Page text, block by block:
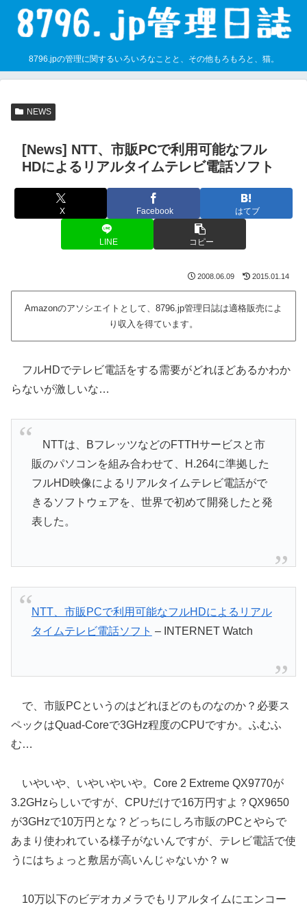
8796.jpの管理に関するいろいろなことと、その他もろもろと、猫。
NEWS
[News] NTT、市販PCで利用可能なフル
HDによるリアルタイムテレビ電話ソフト
X Facebook はてブ
LINE コピー
2008.06.09 2015.01.14
Amazonのアソシエイトとして、8796.jp管理日誌は適格販売によ
り収入を得ています。
フルHDでテレビ電話をする需要がどれほどあるかわか
らないが激しいな…
NTTは、BフレッツなどのFTTHサービスと市
販のパソコンを組み合わせて、H.264に準拠した
フルHD映像によるリアルタイムテレビ電話がで
きるソフトウェアを、世界で初めて開発したと発
表した。
NTT、市販PCで利用可能なフルHDによるリアル
タイムテレビ電話ソフト – INTERNET Watch
で、市販PCというのはどれほどのものなのか？必要ス
ペックはQuad-Coreで3GHz程度のCPUですか。ふむふ
む…
いやいや、いやいやいや。Core 2 Extreme QX9770が
3.2GHzらしいですが、CPUだけで16万円すよ？QX9650
が3GHzで10万円とな？どっちにしろ市販のPCとやらで
あまり使われている様子がないんですが、テレビ電話で使
うにはちょっと敷居が高いんじゃないか？ｗ
10万以下のビデオカメラでもリアルタイムにエンコー